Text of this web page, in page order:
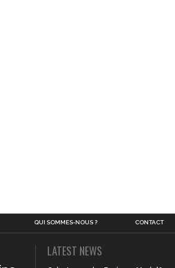
QUI SOMMES-NOUS ? CONTACT
LATEST NEWS